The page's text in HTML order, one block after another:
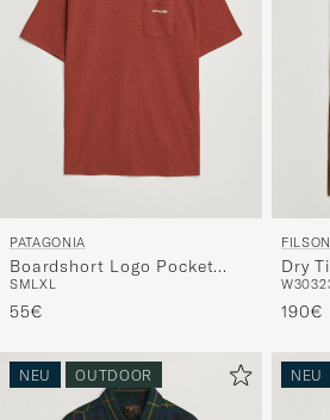
PATAGONIA
Boardshort Logo Pocket
Responsibili T-Shirt Rusty
Red
SMLXL
55€
FILSON
Dry
W3032
190€
NEU OUTDOOR NEU